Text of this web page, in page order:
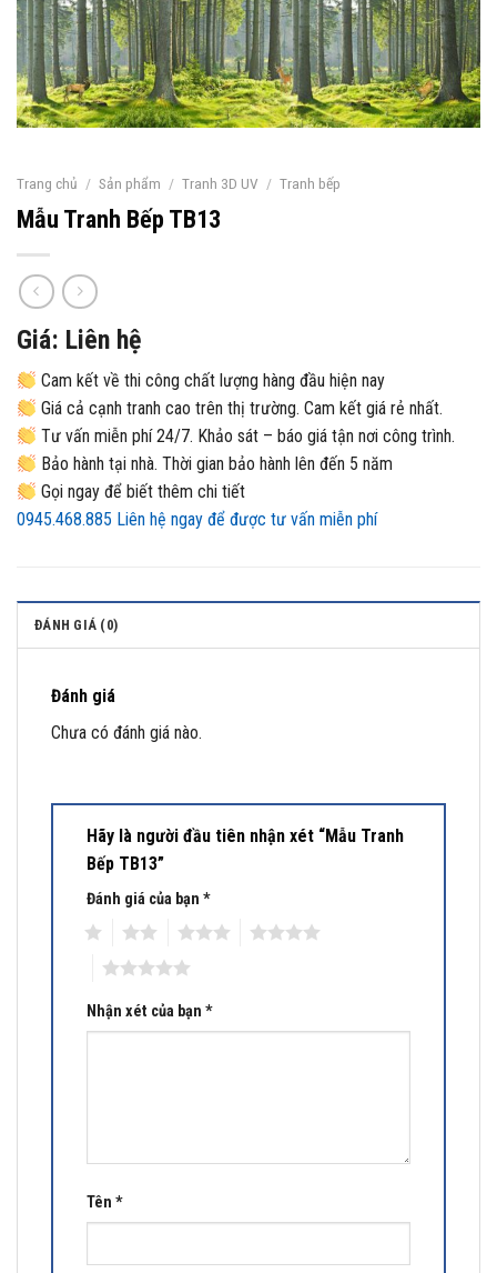
Trang chủ / Sản phẩm / Tranh 3D UV / Tranh bếp
Mẫu Tranh Bếp TB13
Giá: Liên hệ
Cam kết về thi công chất lượng hàng đầu hiện nay
Giá cả cạnh tranh cao trên thị trường. Cam kết giá rẻ nhất.
Tư vấn miễn phí 24/7. Khảo sát – báo giá tận nơi công trình.
Bảo hành tại nhà. Thời gian bảo hành lên đến 5 năm
Gọi ngay để biết thêm chi tiết
0945.468.885 Liên hệ ngay để được tư vấn miễn phí
ĐÁNH GIÁ (0)
Đánh giá
Chưa có đánh giá nào.
Hãy là người đầu tiên nhận xét “Mẫu Tranh
Bếp TB13”
Đánh giá của bạn *
Nhận xét của bạn *
Tên *